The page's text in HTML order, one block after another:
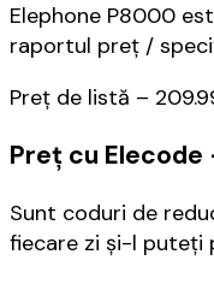
Elephone P8000
raportul preț /
Preț de listă –
Preț cu Elecode
Sunt coduri de
fiecare zi și-l puteți